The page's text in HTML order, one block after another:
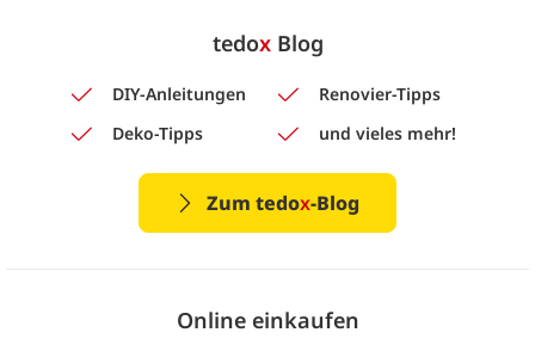
tedoxBlog
DIY-Anleitungen
Renovier-Tipps
Deko-Tipps
und vieles mehr!
Zum tedox-Blog
Online einkaufen